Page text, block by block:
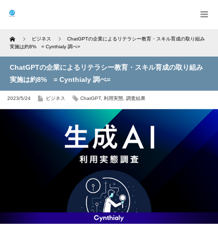
Home ビジネス
ChatGPTの企業によるリテラシー教育・スキル育成の取り組み
実施は約8% = Cynthialy 調べ=
ChatGPTの企業によるリテラシー教育・スキル育成の取り組み
実施は約8% = Cynthialy 調べ=
2023/5/24 ビジネス ChatGPT, 利用実態 調査結果